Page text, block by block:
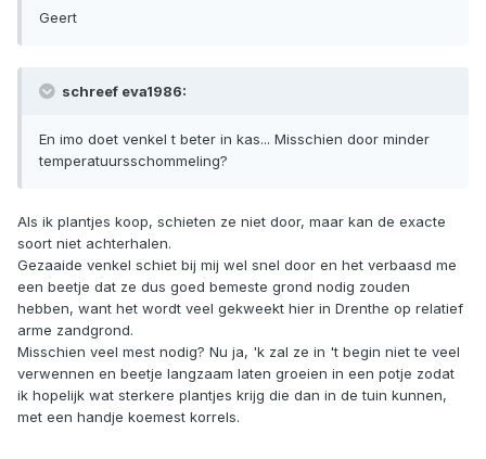
Geert
schreef eva1986:
En imo doet venkel t beter in kas... Misschien door minder
temperatuursschommeling?
Als ik plantjes koop, schieten ze niet door, maar kan de exacte
soort niet achterhalen.
Gezaaide venkel schiet bij mij wel snel door en het verbaasd me
een beetje dat ze dus goed bemeste grond nodig zouden
hebben, want het wordt veel gekweekt hier in Drenthe op relatief
arme zandgrond.
Misschien veel mest nodig? Nu ja, 'k zal ze in 't begin niet te veel
verwennen en beetje langzaam laten groeien in een potje zodat
ik hopelijk wat sterkere plantjes krijg die dan in de tuin kunnen,
met een handje koemest korrels.